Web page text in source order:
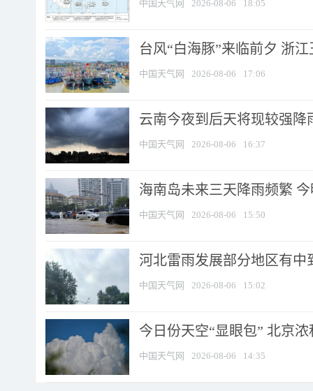
中国天气网 2026-08-06 18:05
台风“白海豚”来临前夕 浙
中国天气网 2026-08-06 17:06
云南今夜到后天将现较强降
中国天气网 2026-08-06 16:37
海南岛未来三天降雨频繁
中国天气网 2026-08-06 15:50
河北雷雨发展部分地区有中
中国天气网 2026-08-06 15:02
今日份天空“显眼包” 北京
中国天气网 2026-08-06 14:35